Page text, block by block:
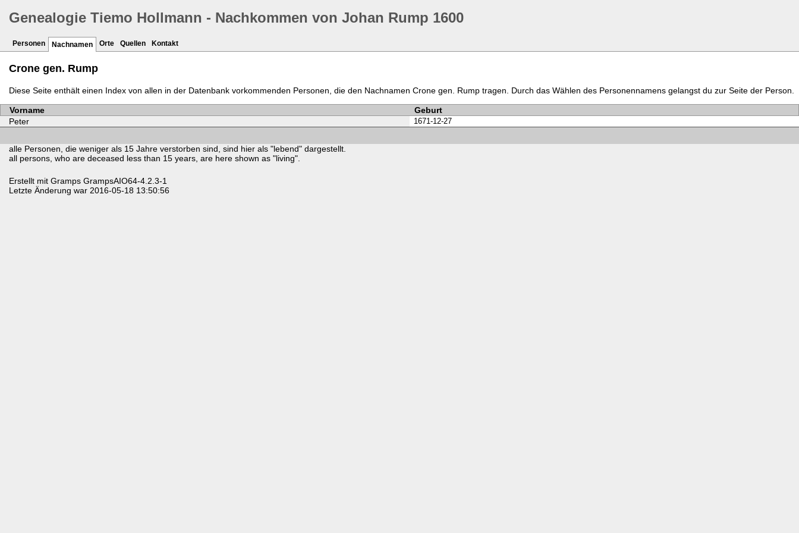
Genealogie Tiemo Hollmann - Nachkommen von Johan Rump 1600
Personen Nachnamen Orte Quellen Kontakt
Crone gen. Rump
Diese Seite enthält einen Index von allen in der Datenbank vorkommenden Personen, die den Nachnamen Crone gen. Rump tragen. Durch das Wählen des Personennamens gelangst du zur Seite der Person.
Vorname
Geburt
Peter
1671-12-27
alle Personen, die weniger als 15 Jahre verstorben sind, sind hier als "lebend" dargestellt.
all persons, who are deceased less than 15 years, are here shown as "living".
Erstellt mit Gramps GrampsAIO64-4.2.3-1
Letzte Änderung war 2016-05-18 13:50:56